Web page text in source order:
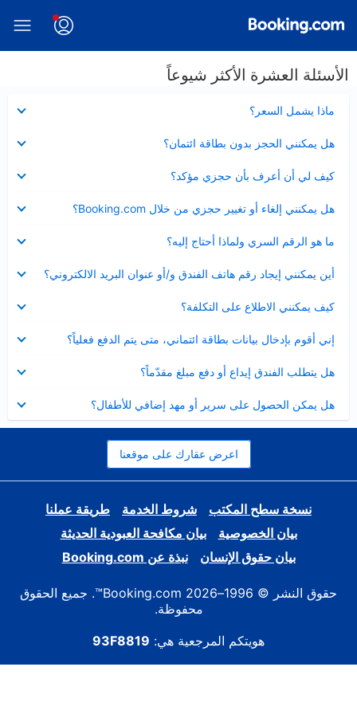
الأسئلة العشرة الأكثر شيوعاً
ماذا يشمل السعر؟
مصغر
هل يمكنني الحجز بدون بطاقة ائتمان؟
مصغر
كيف لي أن أعرف بأن حجزي مؤكد؟
مصغر
هل يمكنني إلغاء أو تغيير حجزي من خلال Booking.com؟
مصغر
ما هو الرقم السري ولماذا أحتاج إليه؟
مصغر
أين يمكنني إيجاد رقم هاتف الفندق و/أو عنوان البريد الالكتروني؟
عرض
مصغر
كيف يمكنني الاطلاع على التكلفة؟
مصغر
إني أقوم بإدخال بيانات بطاقة ائتماني، متى يتم الدفع فعلياً؟
مصغر
هل يتطلب الفندق إيداع أو دفع مبلغ مقدّماً؟
مصغر
هل يمكن الحصول على سرير أو مهد إضافي للأطفال؟
مصغر
اعرض عقارك على موقعنا
نسخة سطح المكتب شروط الخدمة
طريقة عملنا
بيان الخصوصية
بيان مكافحة العبودية الحديثة
بيان حقوق الإنسان
نبذة عن Booking.com
حقوق النشر © 1996–2026 Booking.com™. جميع الحقوق
محفوظة.
هويتكم المرجعية هي: 93F8819